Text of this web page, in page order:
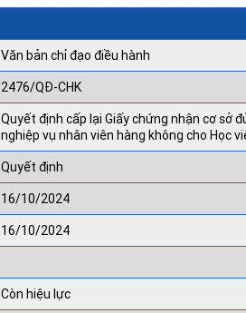
Văn bản chỉ đạo điều hành
2476/QĐ-CHK
Quyết định cấp lại Giấy chứng nhận cơ sở
nghiệp vụ nhân viên hàng không cho Học
Quyết định
16/10/2024
16/10/2024
Còn hiệu lực